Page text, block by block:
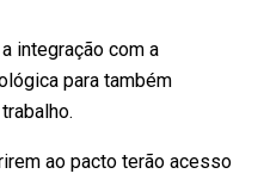
integração com a
para também
ao pacto terão acesso